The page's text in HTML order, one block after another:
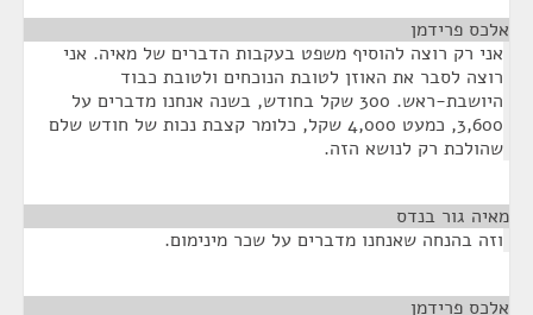
אלכס פרידמן
אני רק רוצה להוסיף משפט בעקבות הדברים של מאיה. אני
רוצה לסבר את האוזן לטובת הנוכחים ולטובת כבוד
היושבת-ראש. 300 שקל בחודש, בשנה אנחנו מדברים על
3,600, כמעט 4,000 שקל, כלומר קצבת נכות של חודש שלם
שהולכת רק לנושא הזה.
מאיה גור בנדס
וזה בהנחה שאנחנו מדברים על שכר מינימום.
אלכס פרידמן